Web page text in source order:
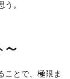
。
〜
ことで、極限ま